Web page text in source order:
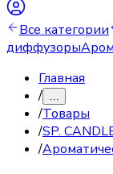
Все категории
диффузоры
Главная
/ …
/Товары
/SP.
/